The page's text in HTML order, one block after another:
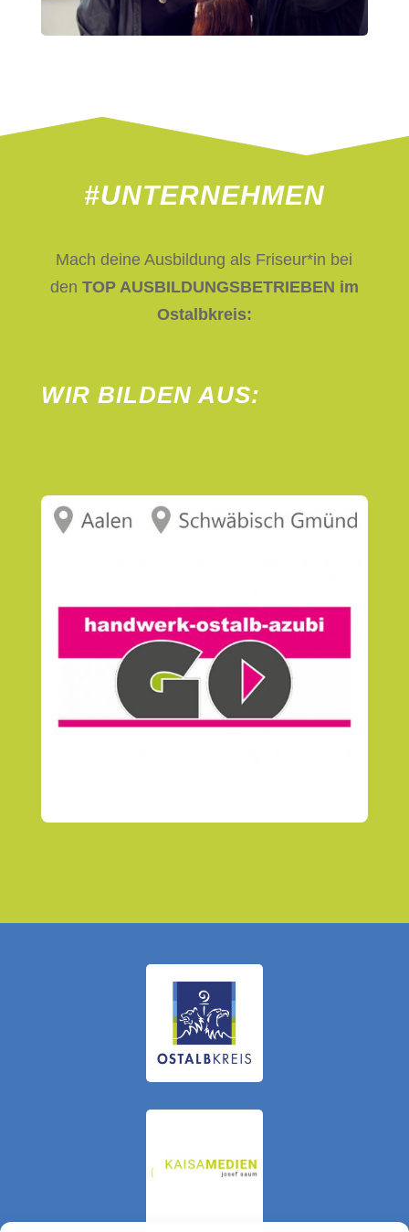
#UNTERNEHMEN
Mach deine Ausbildung als Friseur*in bei
den TOP AUSBILDUNGSBETRIEBEN im
Ostalbkreis:
WIR BILDEN AUS: